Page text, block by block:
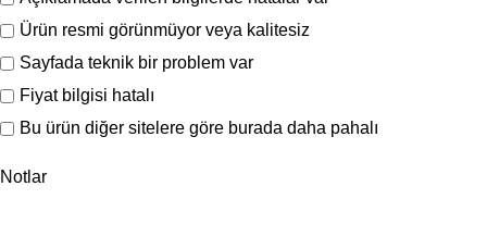
Ürün resmi görünmüyor veya kalitesiz
Sayfada teknik bir problem var
Fiyat bilgisi hatalı
Bu ürün diğer sitelere göre burada daha pahalı
Notlar